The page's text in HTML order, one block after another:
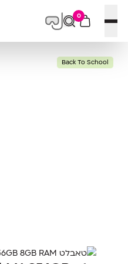
פתח תפריט
0
Back To School